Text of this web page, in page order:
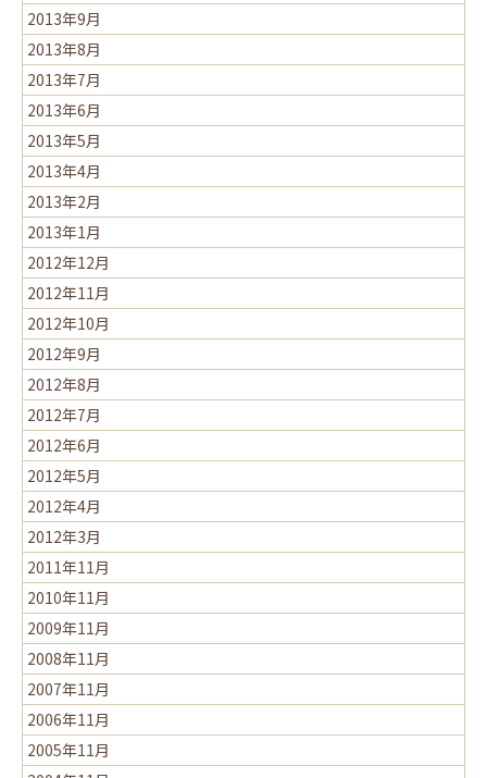
2013年9月
2013年8月
2013年7月
2013年6月
2013年5月
2013年4月
2013年2月
2013年1月
2012年12月
2012年11月
2012年10月
2012年9月
2012年8月
2012年7月
2012年6月
2012年5月
2012年4月
2012年3月
2011年11月
2010年11月
2009年11月
2008年11月
2007年11月
2006年11月
2005年11月